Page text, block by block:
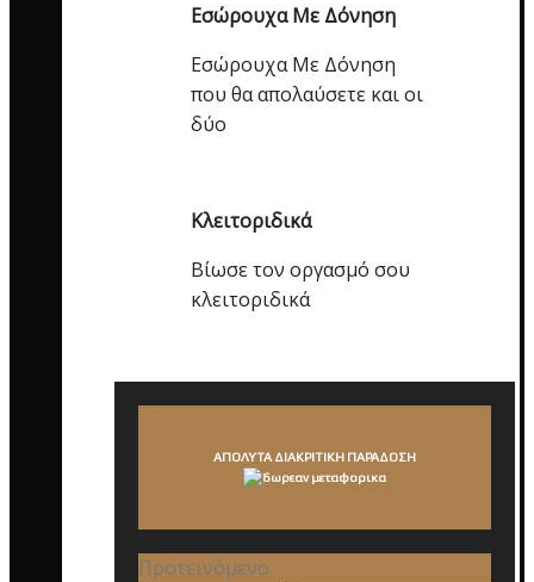
Εσώρουχα Με Δόνηση
Εσώρουχα Με Δόνηση
που θα απολαύσετε και οι
δύο
Κλειτοριδικά
Βίωσε τον οργασμό σου
κλειτοριδικά
ΑΠΟΛΥΤΑ ΔΙΑΚΡΙΤΙΚΗ ΠΑΡΑΔΟΣΗ
Προτεινόμενο